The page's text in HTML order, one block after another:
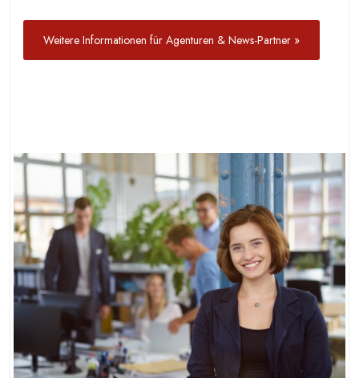
Weitere Informationen für Agenturen & News-Partner »